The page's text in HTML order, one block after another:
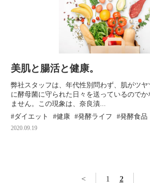
美肌と腸活と健康。
弊社スタッフは、年代性別問わず、肌がツヤ
に酵母菌に守られた日々を送っているので
ません。この現象は、奈良漬...
ダイエット
健康 発酵ライフ 発酵食品
2020.09.19
< 1 2